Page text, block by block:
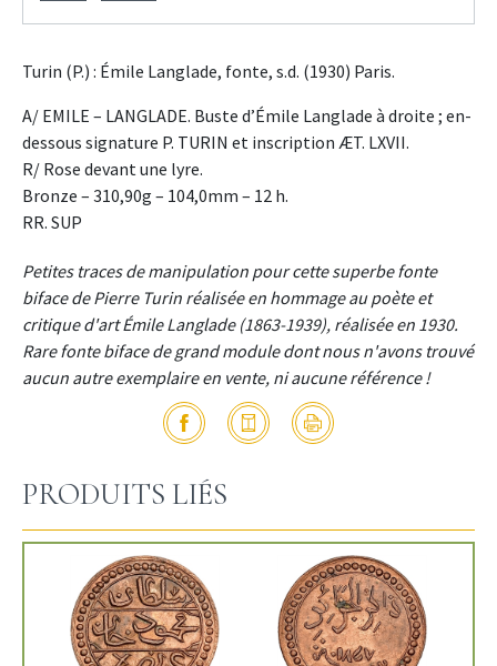
Turin (P.) : Émile Langlade, fonte, s.d. (1930) Paris.
A/ EMILE – LANGLADE. Buste d’Émile Langlade à droite ; en-
dessous signature P. TURIN et inscription ÆT. LXVII.
R/ Rose devant une lyre.
Bronze – 310,90g – 104,0mm – 12 h.
RR. SUP
Petites traces de manipulation pour cette superbe fonte
biface de Pierre Turin réalisée en hommage au poète et
critique d'art Émile Langlade (1863-1939), réalisée en 1930.
Rare fonte biface de grand module dont nous n'avons trouvé
aucun autre exemplaire en vente, ni aucune référence !
PRODUITS LIÉS